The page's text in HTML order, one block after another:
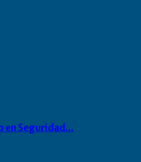
en Seguridad…